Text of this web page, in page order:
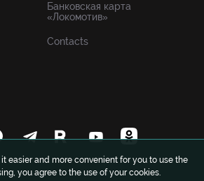
easier and more convenient for you to use the
you agree to the use of your cookies.
Банковская карта
«Локомотив»
Contacts